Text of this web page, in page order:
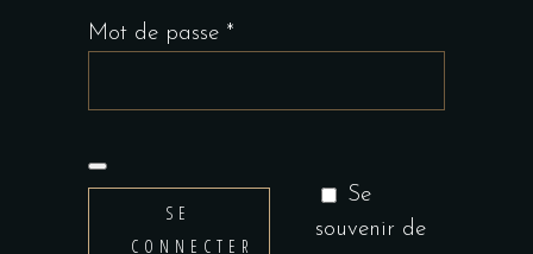
Mot de passe *
Se
souvenir de
SE
CONNECTER